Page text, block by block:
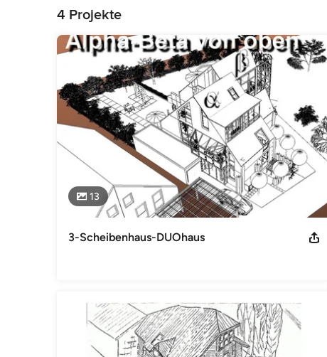
Gesundheitsschutz Koordinator nach RAB 30. Gewinn und
Impressum
Architekt AKNW Herbert Oppermann, Leyentalstraße 78a,
TELEFAX: +49 (0)2151-80 20 56, E-Mail:
Regelungen: (1) Baukammerngesetz NRW (BauKaG NRW)
NRW) (3) Satzung der Architektenkammer NRW
über die Internetseiten der Architektenkammer NRW,
http://www.aknw.de/mitglieder/gesetze-verordnungen/
Kategorie
Architekten
4 Projekte
13
3-Scheibenhaus-DUOhaus